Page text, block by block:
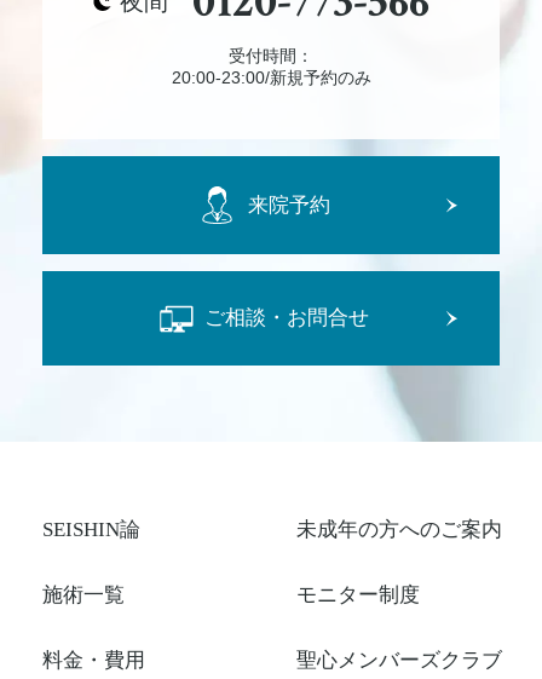
受付時間：
20:00-23:00/新規予約のみ
来院予約
ご相談・お問合せ
SEISHIN論
施術一覧
料金・費用
未成年の方へのご案内
モニター制度
聖心メンバーズクラブ